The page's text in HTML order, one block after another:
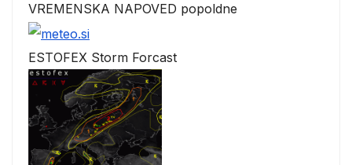
VREMENSKA NAPOVED popoldne
ESTOFEX Storm Forcast